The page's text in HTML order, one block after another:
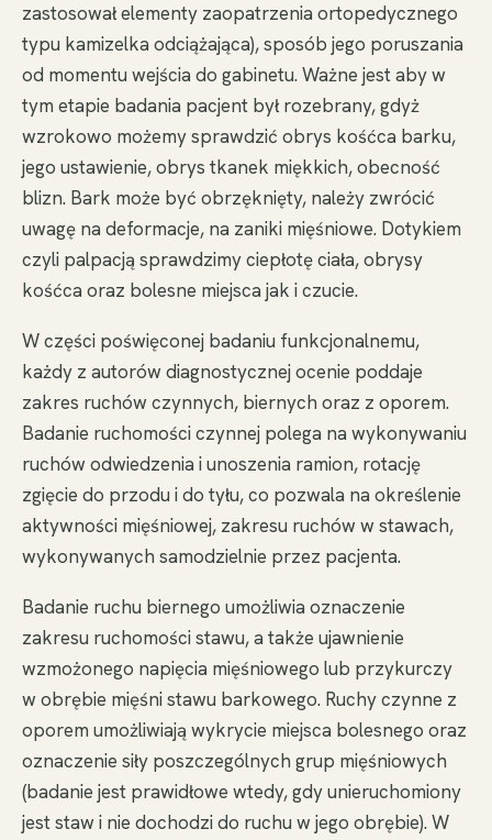
zastosował elementy zaopatrzenia ortopedycznego
typu kamizelka odciążająca), sposób jego poruszania
od momentu wejścia do gabinetu. Ważne jest aby w
tym etapie badania pacjent był rozebrany, gdyż
wzrokowo możemy sprawdzić obrys kośćca barku,
jego ustawienie, obrys tkanek miękkich, obecność
blizn. Bark może być obrzęknięty, należy zwrócić
uwagę na deformacje, na zaniki mięśniowe. Dotykiem
czyli palpacją sprawdzimy ciepłotę ciała, obrysy
kośćca oraz bolesne miejsca jak i czucie.
W części poświęconej badaniu funkcjonalnemu,
każdy z autorów diagnostycznej ocenie poddaje
zakres ruchów czynnych, biernych oraz z oporem.
Badanie ruchomości czynnej polega na wykonywaniu
ruchów odwiedzenia i unoszenia ramion, rotację
zgięcie do przodu i do tyłu, co pozwala na określenie
aktywności mięśniowej, zakresu ruchów w stawach,
wykonywanych samodzielnie przez pacjenta.
Badanie ruchu biernego umożliwia oznaczenie
zakresu ruchomości stawu, a także ujawnienie
wzmożonego napięcia mięśniowego lub przykurczy
w obrębie mięśni stawu barkowego. Ruchy czynne z
oporem umożliwiają wykrycie miejsca bolesnego oraz
oznaczenie siły poszczególnych grup mięśniowych
(badanie jest prawidłowe wtedy, gdy unieruchomiony
jest staw i nie dochodzi do ruchu w jego obrębie). W